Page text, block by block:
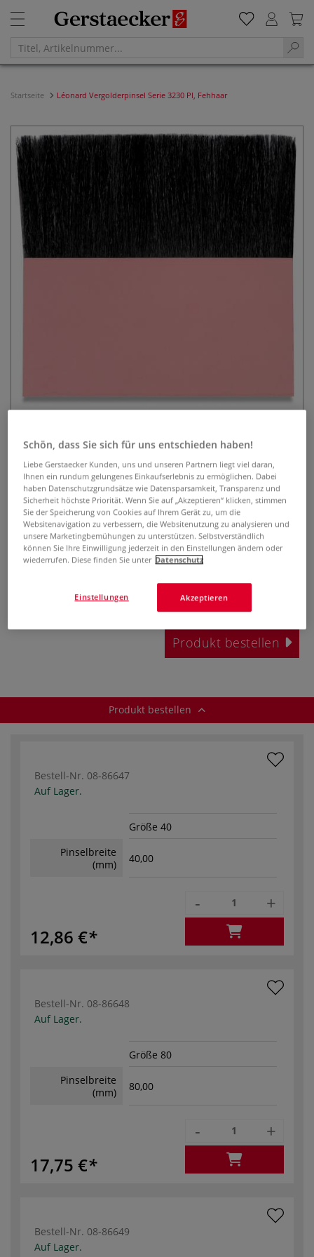
Startseite Léonard Vergolderpinsel Serie 3230 Pl, Fehhaar
Léonard Vergolderpinsel Serie
3230 Pl, Fehhaar
0 Bewertungen
Anschuss-Pinsel mit einreihig gearbeitetem, extra feinen
kasanischem Fehhaar. Ideal um Blattgold professionell und
ohne Materialverlust anzulegen. Haarlänge 50 mm.
Mehr
ab12,86 €
inklusive 20% bzw. 10% MwSt,
ggf. zuzüglichVersandkosten
Produkt bestellen
Produkt bestellen
Bestell-Nr. 08-86647
Auf Lager.
Größe 40
Pinselbreite
(mm)
40,00
12,86 €
- +
Bestell-Nr. 08-86648
Auf Lager.
Größe 80
Pinselbreite
(mm)
80,00
17,75 €
- +
Bestell-Nr. 08-86649
Auf Lager.
Schön, dass Sie sich für uns entschieden haben!
Liebe Gerstaecker Kunden, uns und unseren Partnern liegt viel daran,
Ihnen ein rundum gelungenes Einkaufserlebnis zu ermöglichen. Dabei
haben Datenschutzgrundsätze wie Datensparsamkeit, Transparenz und
Sicherheit höchste Priorität. Wenn Sie auf „Akzeptieren“ klicken, stimmen
Sie der Speicherung von Cookies auf Ihrem Gerät zu, um die
Websitenavigation zu verbessern, die Websitenutzung zu analysieren und
unsere Marketingbemühungen zu unterstützen. Selbstverständlich
können Sie Ihre Einwilligung jederzeit in den Einstellungen ändern oder
wiederrufen. Diese finden Sie unter Datenschutz
Akzeptieren
Einstellungen